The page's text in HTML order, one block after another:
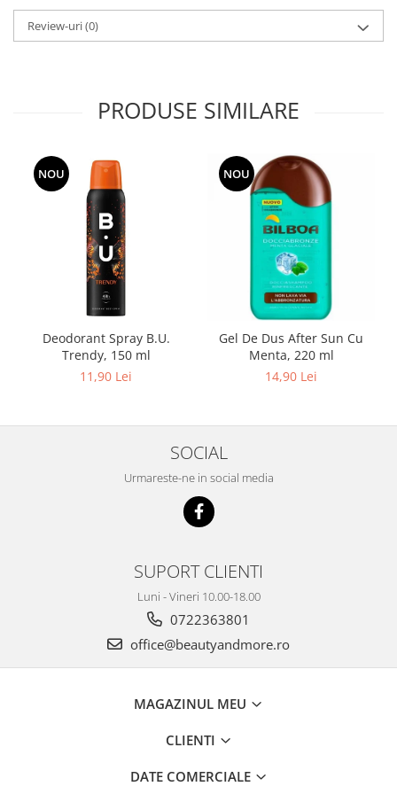
Adeziv dentar si ingrijire proteza
Igiena intima
Produse manichiura & pedichiura
Accesorii manichiura & pedichiura
Scutece adulti
Seturi cadou
Review-uri(0)
PRODUSE SIMILARE
NOU
Deodorant Spray B.U.
Trendy, 150 ml
11,90 Lei
NOU
Gel De Dus After Sun Cu
Menta, 220 ml
14,90 Lei
SOCIAL
Urmareste-ne in social media
SUPORT CLIENTI
Luni - Vineri 10.00-18.00
0722363801
office@beautyandmore.ro
MAGAZINUL MEU
CLIENTI
DATE COMERCIALE